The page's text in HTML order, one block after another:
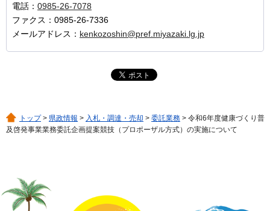
電話： 0985-26-7078
ファクス：0985-26-7336
メールアドレス： kenkozoshin@pref.miyazaki.lg.jp
トップ> 県政情報 > 入札・調達・売却 > 委託業務 > 令和6年度健康づくり普
及啓発事業業務委託企画提案競技（プロポーザル方式）の実施について